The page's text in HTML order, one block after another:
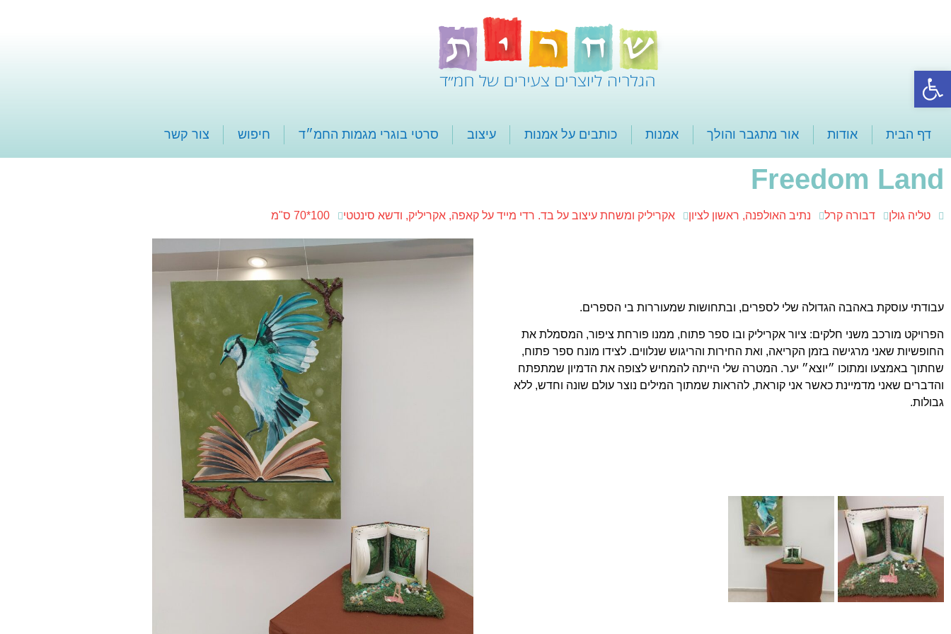
פתח סרגל נגישות
דף הבית אודות אור מתגבר והולך אמנות כותבים על אמנות עיצוב סרטי בוגרי מגמות החמ״ד חיפוש צור קשר
Freedom Land
טליה גולן דבורה קרל נתיב האולפנה, ראשון לציון אקריליק ומשחת עיצוב על בד. רדי מייד על קאפה, אקריליק, ודשא סינטטי 100*70 ס"מ
עבודתי עוסקת באהבה הגדולה שלי לספרים, ובתחושות שמעוררות בי הספרים.
הפרויקט מורכב משני חלקים: ציור אקריליק ובו ספר פתוח, ממנו פורחת ציפור, המסמלת את
החופשיות שאני מרגישה בזמן הקריאה, ואת החירות והריגוש שנלווים. לצידו מונח ספר פתוח,
שחתוך באמצעו ומתוכו ״יוצא״ יער. המטרה שלי הייתה להמחיש לצופה את הדמיון שמתפתח
והדברים שאני מדמיינת כאשר אני קוראת, להראות שמתוך המילים נוצר עולם שונה וחדש, ללא
גבולות.